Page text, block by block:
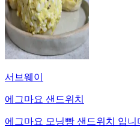
서브웨이
에그마요 샌드위치
에그마요 모닝빵 샌드위치 입